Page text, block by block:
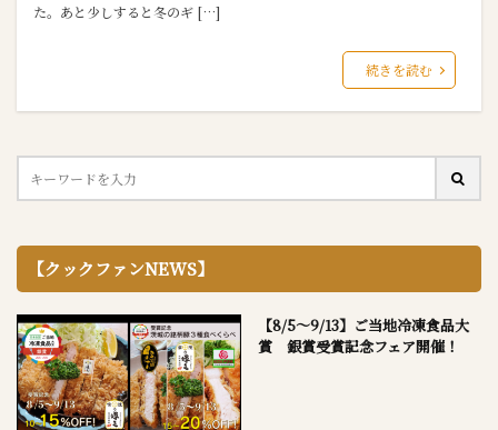
た。あと少しすると冬のギ […]
続きを読む
【クックファンNEWS】
【8/5～9/13】ご当地冷凍食品大
賞 銀賞受賞記念フェア開催！